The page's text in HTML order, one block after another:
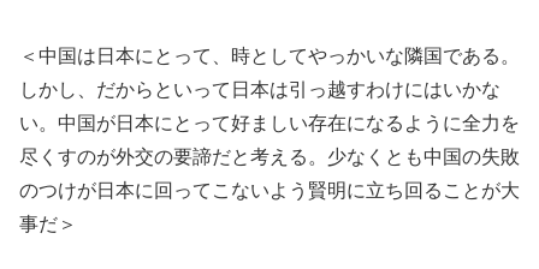
＜中国は日本にとって、時としてやっかいな隣国である。
しかし、だからといって日本は引っ越すわけにはいかな
い。中国が日本にとって好ましい存在になるように全力を
尽くすのが外交の要諦だと考える。少なくとも中国の失敗
のつけが日本に回ってこないよう賢明に立ち回ることが大
事だ＞